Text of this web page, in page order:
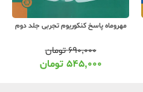
مهروماه پاسخ کنکوریوم تجربی جلد دوم
۶۹۰,۰۰۰تومان
۵۴۵,۰۰۰ تومان